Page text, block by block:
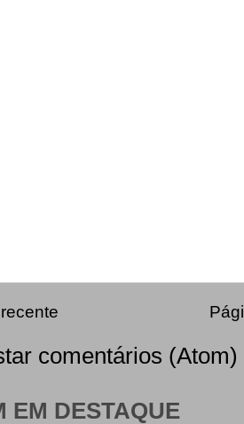
comentários (Atom)
EM DESTAQUE